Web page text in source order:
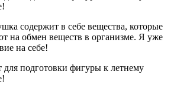
содержит в себе вещества, которые
на обмен веществ в организме. Я уже
на себе!